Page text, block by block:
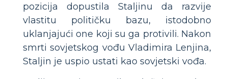
pozicija dopustila Staljinu da razvije
vlastitu političku bazu, istodobno
uklanjajući one koji su ga protivili. Nakon
smrti sovjetskog vođu Vladimira Lenjina,
Staljin je uspio ustati kao sovjetski vođa.